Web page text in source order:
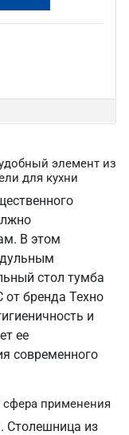
элемент из
для кухни
В этом
стол тумба
бренда Техно
и
ее
современного
применения
Столешница из